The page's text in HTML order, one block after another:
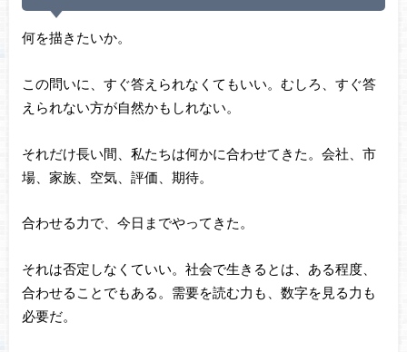
何を描きたいか。
この問いに、すぐ答えられなくてもいい。むしろ、すぐ答
えられない方が自然かもしれない。
それだけ長い間、私たちは何かに合わせてきた。会社、市
場、家族、空気、評価、期待。
合わせる力で、今日までやってきた。
それは否定しなくていい。社会で生きるとは、ある程度、
合わせることでもある。需要を読む力も、数字を見る力も
必要だ。